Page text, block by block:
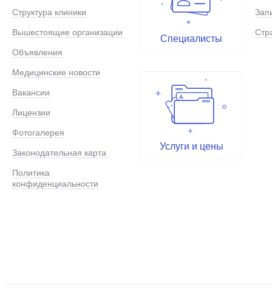
Структура клиники
Вышестоящие организации
Объявления
Медицинские новости
Вакансии
Лицензии
Фотогалерея
Законодательная карта
Политика
конфиденциальности
Специалисты
Услуги и цены